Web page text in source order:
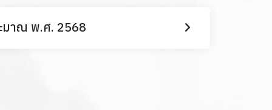
มาณ พ.ศ. 2568